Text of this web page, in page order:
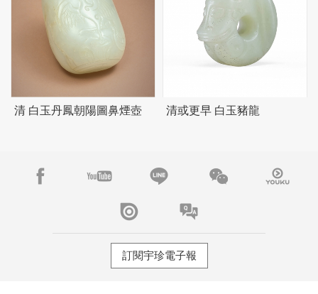
清 白玉丹鳳朝陽圖鼻煙壺 清或更早 白玉豬龍
訂閱宇珍電子報